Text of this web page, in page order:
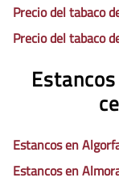
Precio del tabaco
Precio del tabaco
Estancos en
Estancos en